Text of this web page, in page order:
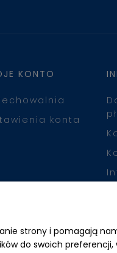
KONTO
konta
strony i pomagają
do swoich